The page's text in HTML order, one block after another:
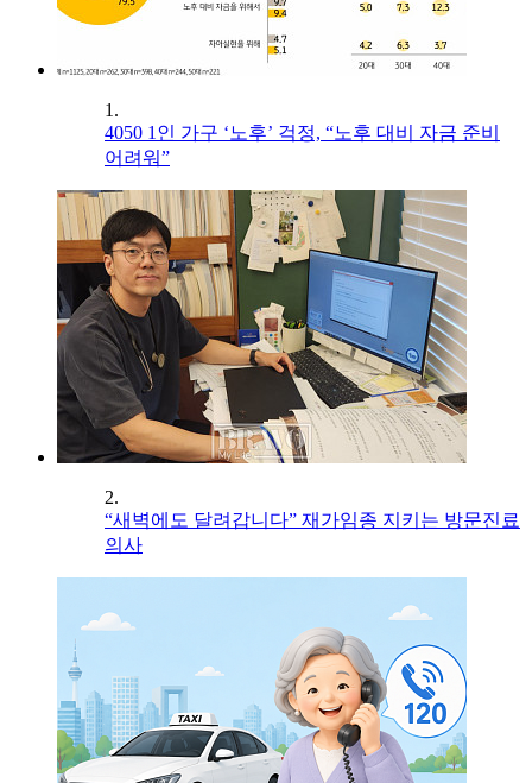
1.
4050 1인 가구 ‘노후’ 걱정, “노후 대비 자금 준비
어려워”
2.
“새벽에도 달려갑니다” 재가임종 지키는 방문진료
의사